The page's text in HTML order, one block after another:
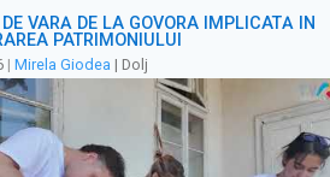
VARĂ DE LA GOVORA IMPLICATĂ ÎN
PATRIMONIULUI
| Mirela Giodea | Dolj